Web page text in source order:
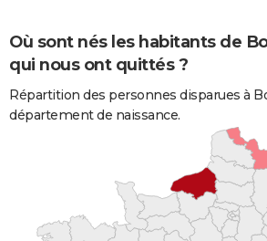
Où sont nés les habitants de
qui nous ont quittés ?
Répartition des personnes disparues à
département de naissance.